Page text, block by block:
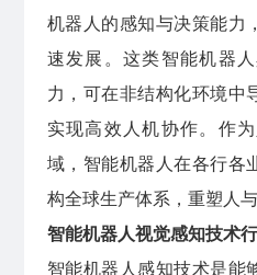
机器人的感知与决策能力
速发展。这类智能机器
力，可在非结构化环境中
实现高效人机协作。作
域，智能机器人在各行各
构全球生产体系，重塑人
智能机器人视觉感知技术
智能机器人感知技术是能